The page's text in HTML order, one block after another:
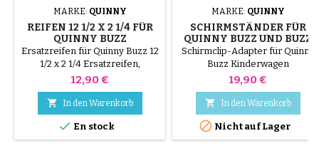
MARKE: QUINNY
REIFEN 12 1/2 X 2 1/4 FÜR
QUINNY BUZZ
Ersatzreifen für Quinny Buzz 12
1/2 x 2 1/4 Ersatzreifen,
kompatibel mit dem Quinny
1/2 x 2 1/4, zum Austausch eines
abgenutzten Reifens unter
Beibehaltung des Originalrades.
Montage mit Schlauch (nicht im
Preis
12,90 €
 In den Warenkorb
 En stock
MARKE: QUINNY
SCHIRMSTÄNDER FÜR
QUINNY BUZZ UND BUZZ
XTRA
Schirmclip-Adapter für Quinny
Buzz Kinderwagen
Preis
19,90 €
 In den Warenkorb
 Nicht auf Lager